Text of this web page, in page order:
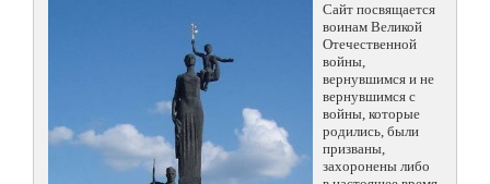
Сайт посвящается
воинам Великой
Отечественной
войны,
вернувшимся и не
вернувшимся с
войны, которые
родились, были
призваны,
захоронены либо